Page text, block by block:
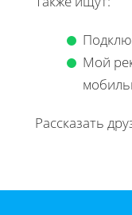
Мой
Рассказать